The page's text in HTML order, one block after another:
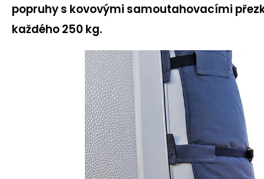
popruhy s kovovými samoutahovacími
každého 250 kg.